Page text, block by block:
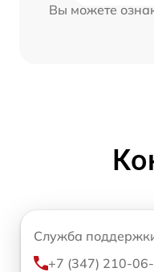
Вы можете
Служба
+7 (347) 210-